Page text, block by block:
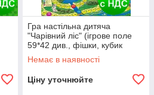
Гра настільна дитяча
"Чарівний ліс" (ігрове поле
59*42 див., фішки, кубик
гральний)
Немає в наявності
Ціну уточнюйте